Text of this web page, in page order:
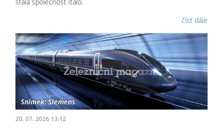
číst dále
20. 07. 2026 13:12